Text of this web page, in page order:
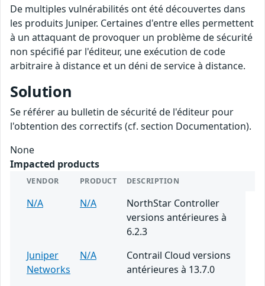
De multiples vulnérabilités ont été découvertes dans
les produits Juniper. Certaines d'entre elles permettent
à un attaquant de provoquer un problème de sécurité
non spécifié par l'éditeur, une exécution de code
arbitraire à distance et un déni de service à distance.
Solution
Se référer au bulletin de sécurité de l'éditeur pour
l'obtention des correctifs (cf. section Documentation).
None
Impacted products
VENDOR PRODUCT DESCRIPTION
N/A N/A
NorthStar Controller
versions antérieures à
6.2.3
Juniper
Networks
N/A
Contrail Cloud versions
antérieures à 13.7.0